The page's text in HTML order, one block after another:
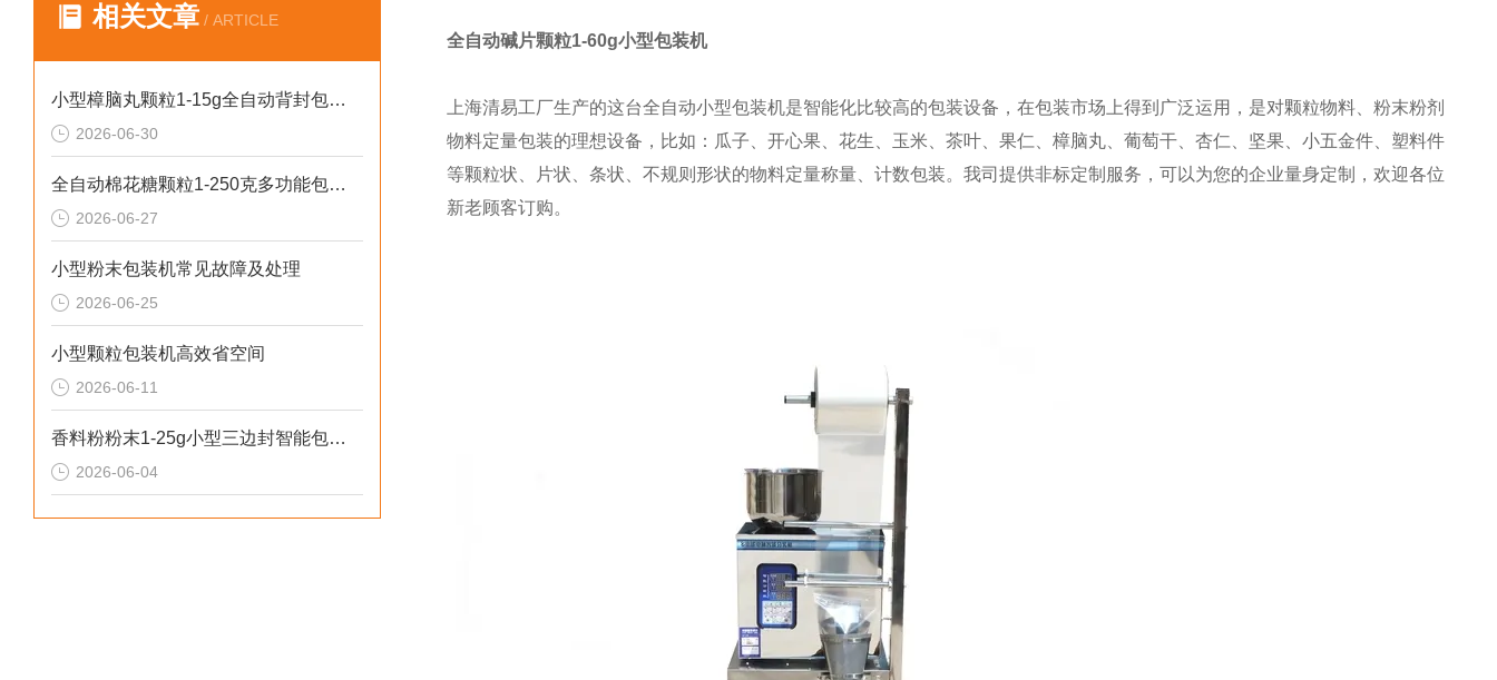
相关文章 / ARTICLE
小型樟脑丸颗粒1-15g全自动背封包装机哪家好
2026-06-30
全自动棉花糖颗粒1-250克多功能包装机新型号
2026-06-27
小型粉末包装机常见故障及处理
2026-06-25
小型颗粒包装机高效省空间
2026-06-11
香料粉粉末1-25g小型三边封智能包装机操作简单
2026-06-04
全自动碱片颗粒1-60g小型包装机
上海清易工厂生产的这台全自动小型包装机是智能化比较高的包装设备，在包装市场上得到广泛运用，是对颗粒物料、粉末粉剂
物料定量包装的理想设备，比如：瓜子、开心果、花生、玉米、茶叶、果仁、樟脑丸、葡萄干、杏仁、坚果、小五金件、塑料件
等颗粒状、片状、条状、不规则形状的物料定量称量、计数包装。我司提供非标定制服务，可以为您的企业量身定制，欢迎各位
新老顾客订购。